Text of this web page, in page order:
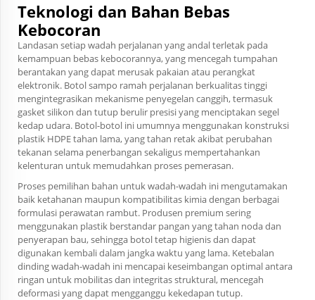
Teknologi dan Bahan Bebas
Kebocoran
Landasan setiap wadah perjalanan yang andal terletak pada
kemampuan bebas kebocorannya, yang mencegah tumpahan
berantakan yang dapat merusak pakaian atau perangkat
elektronik. Botol sampo ramah perjalanan berkualitas tinggi
mengintegrasikan mekanisme penyegelan canggih, termasuk
gasket silikon dan tutup berulir presisi yang menciptakan segel
kedap udara. Botol-botol ini umumnya menggunakan konstruksi
plastik HDPE tahan lama, yang tahan retak akibat perubahan
tekanan selama penerbangan sekaligus mempertahankan
kelenturan untuk memudahkan proses pemerasan.
Proses pemilihan bahan untuk wadah-wadah ini mengutamakan
baik ketahanan maupun kompatibilitas kimia dengan berbagai
formulasi perawatan rambut. Produsen premium sering
menggunakan plastik berstandar pangan yang tahan noda dan
penyerapan bau, sehingga botol tetap higienis dan dapat
digunakan kembali dalam jangka waktu yang lama. Ketebalan
dinding wadah-wadah ini mencapai keseimbangan optimal antara
ringan untuk mobilitas dan integritas struktural, mencegah
deformasi yang dapat mengganggu kekedapan tutup.